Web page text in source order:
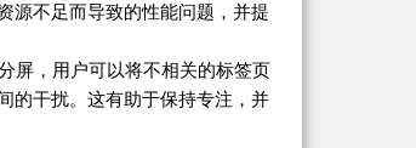
源不足而导致的性能问题，并提
屏，用户可以将不相关的标签页
的干扰。这有助于保持专注，并